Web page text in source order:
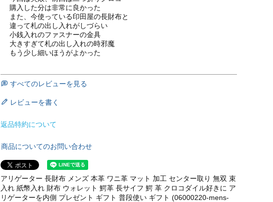
購入した分は非常に良かった
また、今使っている印田屋の長財布と
違って札の出し入れがしづらい
小銭入れのファスナーの金具
大きすぎて札の出し入れの時邪魔
もう少し細いほうがよかった
すべてのレビューを見る
レビューを書く
返品特約について
商品についてのお問い合わせ
アリゲーター 長財布 メンズ 本革 ワニ革 マット 加工 センター取り 無双 束
入れ 紙幣入れ 財布 ウォレット 鰐革 長サイフ 鰐 革 クロコダイル好きに ア
リゲーターを内側 プレゼント ギフト 普段使い ギフト (06000220-mens-